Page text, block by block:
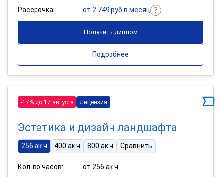
Рассрочка:
от 2 749 руб в месяц
Получить диплом
Подробнее
-17% до 17 августа Лицензия
Эстетика и дизайн ландшафта
256 ак.ч 400 ак.ч 800 ак.ч Сравнить
Кол-во часов:
от 256 ак.ч